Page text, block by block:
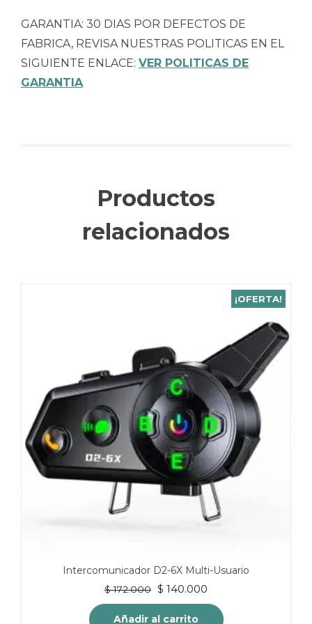
GARANTIA: 30 DIAS POR DEFECTOS DE
FABRICA, REVISA NUESTRAS POLITICAS EN EL
SIGUIENTE ENLACE: VER POLITICAS DE
GARANTIA
Productos
relacionados
¡OFERTA!
Intercomunicador D2-6X Multi-Usuario
$172.000 El
precio
original
$ 140.000
precio
actual
Añadir al carrito